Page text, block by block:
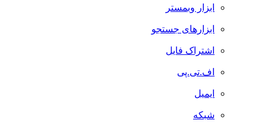
ابزار وبمستر
ابزارهای جستجو
اشتراک فایل
اف.تی.پی
ایمیل
شبکه